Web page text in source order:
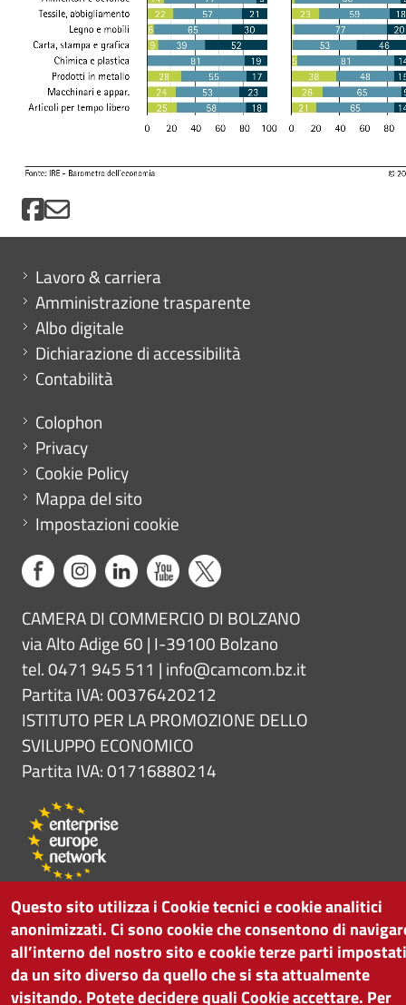
Mini menu di servizio
Lavoro & carriera
Amministrazione trasparente
Albo digitale
Dichiarazione di accessibilità
Contabilità
Menu footer
Colophon
Privacy
Cookie Policy
Mappa del sito
Impostazioni cookie
CAMERA DI COMMERCIO DI BOLZANO
via Alto Adige 60 | I-39100 Bolzano
tel. 0471 945 511 | info@camcom.bz.it
Partita IVA: 00376420212
ISTITUTO PER LA PROMOZIONE DELLO
SVILUPPO ECONOMICO
Partita IVA: 01716880214
Questo sito utilizza i Cookie tecnici e cookie analitici
anonimizzati. Ci sono cookie che consentono di
all’interno del nostro sito e cookie terze parti
da un sito diverso da quello che si sta attualmente
visitando. Potete decidere quali Cookie accettare. Per